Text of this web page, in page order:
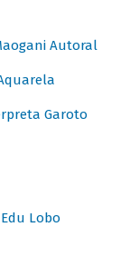
Autoral
Aquarela
Garoto
Edu Lobo